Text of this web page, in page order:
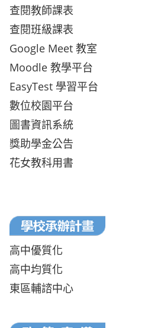
查閱教師課表
查閱班級課表
Google Meet 教室
Moodle 教學平台
EasyTest 學習平台
數位校園平台
圖書資訊系統
獎助學金公告
花女教科用書
高中優質化
高中均質化
東區輔諮中心